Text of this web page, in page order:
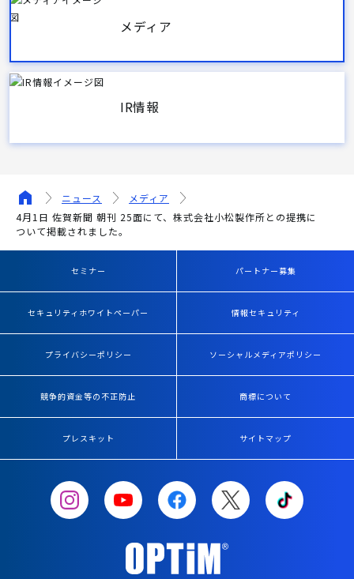
メディア
IR情報
ニュース
メディア
4月1日 佐賀新聞 朝刊 25面にて、株式会社小松製作所との提携に
ついて掲載されました。
セミナー パートナー募集
セキュリティホワイトペーパー 情報セキュリティ
プライバシーポリシー ソーシャルメディアポリシー
競争的資金等の不正防止 商標について
プレスキット サイトマップ